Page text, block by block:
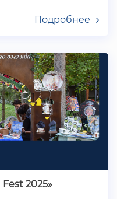
Подробнее
2025»